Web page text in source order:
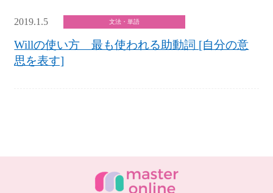
2019.1.5 文法・単語
Willの使い方 最も使われる助動詞 [自分の意
思を表す]